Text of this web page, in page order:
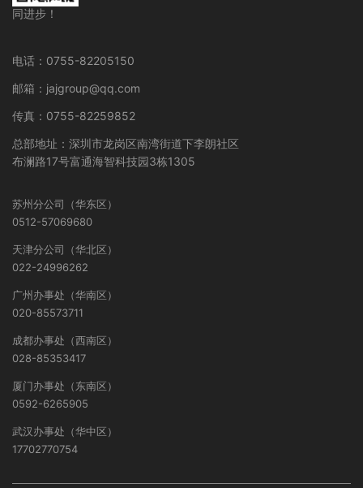
同进步！
电话：0755-82205150
邮箱：jajgroup@qq.com
传真：0755-82259852
总部地址：深圳市龙岗区南湾街道下李朗社区
布澜路17号富通海智科技园3栋1305
苏州分公司（华东区）
0512-57069680
天津分公司（华北区）
022-24996262
广州办事处（华南区）
020-85573711
成都办事处（西南区）
028-85353417
厦门办事处（东南区）
0592-6265905
武汉办事处（华中区）
17702770754